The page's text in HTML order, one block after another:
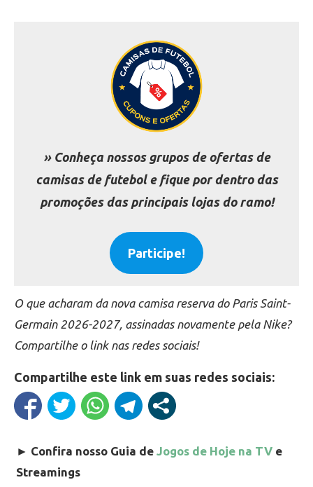
» Conheça nossos grupos de ofertas de
camisas de futebol e fique por dentro das
promoções das principais lojas do ramo!
Participe!
O que acharam da nova camisa reserva do Paris Saint-
Germain 2026-2027, assinadas novamente pela Nike?
Compartilhe o link nas redes sociais!
Compartilhe este link em suas redes sociais:
► Confira nosso Guia de Jogos de Hoje na TV e
Streamings